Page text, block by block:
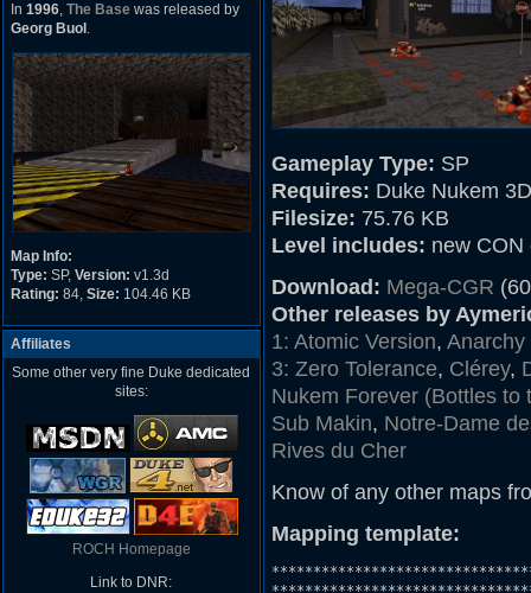
In 1996, The Base was released by
Georg Buol .
Map Info:
Type: SP, Version: v1.3d
Rating: 84, Size: 104.46 KB
Affiliates
Some other very fine Duke dedicated
sites:
ROCH Homepage
Link to DNR:
Gameplay Type: SP
Requires: Duke Nukem
Filesize: 75.76 KB
Level includes: new CON
Download: Mega-CGR
Other releases by
1: Atomic Version, Anarchy
3: Zero Tolerance, Clérey,
Nukem Forever (Bottles to
Sub Makin, Notre-Dame
Rives du Cher
Know of any other maps
Mapping template:
*****************************************************************************
*****************************************************************************        
                                                                 
         ####   ####  #####  #######      #####        LLLLL  LLLLL  LLLLL           
                                                                     
        ##  ## ## ##  ##     ##          ##  ##        L      L      L   L           
                         
       ##    ###  ##  ####   ##   ##    ##   ##        L      L  LL  LLLL            
                  
      ##          ##  ##     ##    #   ########        L      L   L  L   L           
                                        
     ##           ##  #####  #######  ##     ##        LLLLL  LLLLL  L   L           
                                                         
*****************************************************************************
V	E	R	S	I	O	N	                2 . 0
*****************************************************************************


============ Niveau pour DUKE NUKEM 3D réalisé par Aymeric Nocus ============

Comment lancer le niveau
------------------------

Copiez tous les fichiers joints (CGR20.CON, CGR20.MID, CGR20.MAP,
CGR20.DMO et CGR20.BAT) dans votre répertoire de jeu Duke Nukem 3D.
Ceci fait, lancez CGR20.BAT. Après un court instant le jeu sera lancé,
sélectionnez le premier épisode "L.A Meltdown" et validez pour lancer le
niveau. Si vous voulez quitter le jeu utilisez impérativement la fonction
QUIT GAME sous peine de ne plus pouvoir jouer au premier niveau original de
Duke Nukem 3D ultérieurement et de planter les démos à l'écran du titre.

=============================================================================
Titre                   : Méga-CGR version 2.0
Achevé le               : Vendredi 28 février 2003
Nom du fichier          : CGR20.MAP (nouvelle version de MEGACGR.MAP)
Auteur                  : Aymeric Nocus
Adresse E-Mail          : -
Description du niveau   : Ce niveau est la version 2.0 du MEGACGR.MAP que
			  j'ai conçu il y a pas mal de temps maintenant,
			  6 mois pour être plus précis (voir rubrique "Notes"
			  un peu plus bas dans ce fichier). Il se déroule
			  dans un Mac Donald's (avec un grand parking autour)
			  et un très vaste complexe de cinéma : le Méga-CGR.
			  Pour créer ce niveau je me suis très fortement
			  inspiré du Méga-CGR de Tours et du Mac Do juste à
			  côté, mais attention, ce n'est pas censé en être
			  une copie conforme comme mes autres niveaux basés
			  sur des lieux réels, je m'en suis simplement
			  inspiré, alors si vous connaissez les lieux inutile
			  de me dire que le couloir à l'entrée est trop
			  étroit de deux centimètres et demie JE M'EN FOUS !
			  Bien qu'à la base ces endroits soient réels, j'en
			  ai juste tiré l'idée originale, le plan du niveau
			  est intégralement né de mon cerveau torturé de
			  grand malade mental évadé de l'asile, et optimisé
			  pour le FUN ! Enjoy...
Remerciements à         : Brett Gmoser, Stephen Itterheim et Klaus Breuer
                          pour leurs FAQ et 3D Realms pour avoir joint un
			  éditeur de niveaux directement sur le CD de
                          Duke Nukem 3D.
=============================================================================
* Information sur le jeu *

Episode et niveau n°    : Episode 1, niveau 1
Mode Un Joueur          : Oui (ce niveau a été conçu pour ce mode)
Mode Coopération	: Oui mais non testé
Mode Dukematch          : Oui mais non testé
Modes de difficulté     : Non intégrés
Nouveaux effets sonores : Non
Nouvelles musiques      : Oui
Nouveaux graphismes     : Non (ma version de EditArt refuse de fonctionner)
Nouveaux fichiers .CON  : Oui
Demos jointes           : Oui, une qui dure sept minutes douze secondes
			  et qui montre comment finir le niveau. Elle se
			  lance automatiquement à l'écran du titre. J'en
			  avais marre de l'écran vert par défaut qui